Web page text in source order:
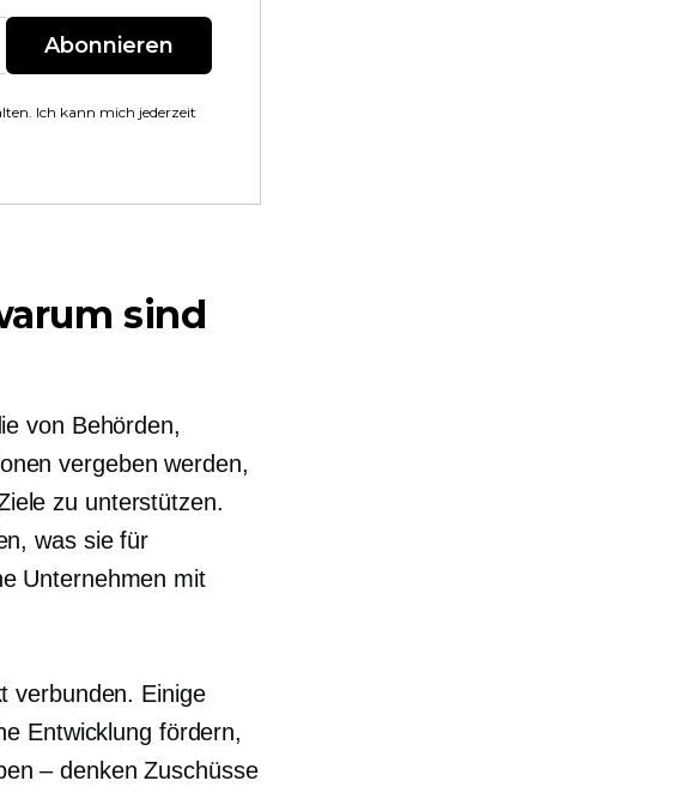
Abonnieren
Ich kann mich jederzeit
sind
von Behörden,
vergeben werden,
zu unterstützen.
was sie für
Unternehmen mit
verbunden. Einige
Entwicklung fördern,
– denken Zuschüsse